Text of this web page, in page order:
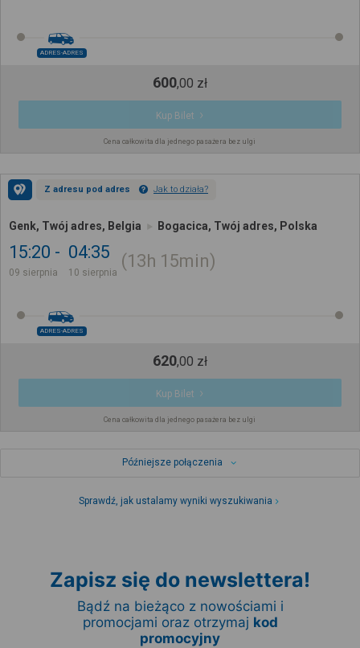
ADRES-ADRES
600,00 zł
Kup Bilet
Cena całkowita dla jednego pasażera bez ulgi
Z adresu pod adres Jak to działa?
Genk, Twój adres, Belgia Bogacica, Twój adres, Polska
15:20
09 sierpnia
04:35
10 sierpnia
13h 15min
ADRES-ADRES
620,00 zł
Kup Bilet
Cena całkowita dla jednego pasażera bez ulgi
Późniejsze połączenia
Sprawdź, jak ustalamy wyniki wyszukiwania
Zapisz się do newslettera!
Bądź na bieżąco z nowościami i
promocjami oraz otrzymaj kod
promocyjny